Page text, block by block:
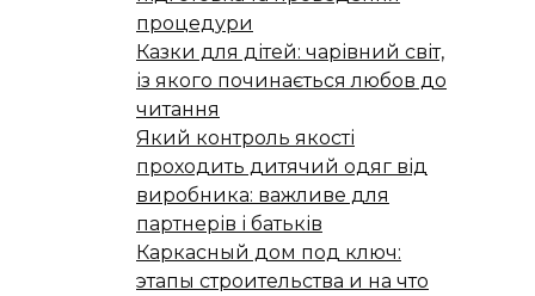
процедури
Казки для дітей: чарівний світ,
із якого починається любов до
читання
Який контроль якості
проходить дитячий одяг від
виробника: важливе для
партнерів і батьків
Каркасный дом под ключ:
этапы строительства и на что